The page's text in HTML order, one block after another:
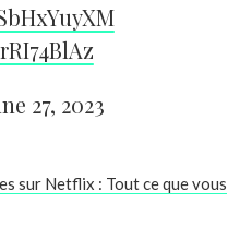
27, 2023
sur Netflix : Tout ce que vous